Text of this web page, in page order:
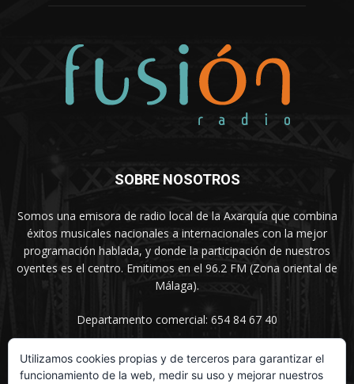
SOBRE NOSOTROS
Somos una emisora de radio local de la Axarquía que combina
éxitos musicales nacionales a internacionales con la mejor
programación hablada, y donde la participación de nuestros
oyentes es el centro. Emitimos en el 96.2 FM (Zona oriental de
Málaga).
Departamento comercial: 654 84 67 40
Utilizamos cookies propias y de terceros para garantizar el
funcionamiento de la web, medir su uso y mejorar nuestros